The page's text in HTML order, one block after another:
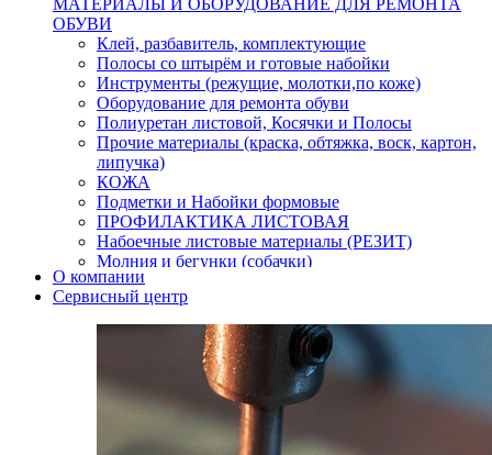
МАТЕРИАЛЫ И ОБОРУДОВАНИЕ ДЛЯ РЕМОНТА
ОБУВИ
Клей, разбавитель, комплектующие
Полосы со штырём и готовые набойки
Инструменты (режущие, молотки,по коже)
Оборудование для ремонта обуви
Полиуретан листовой, Косячки и Полосы
Прочие материалы (краска, обтяжка, воск, картон,
липучка)
КОЖА
Подметки и Набойки формовые
ПРОФИЛАКТИКА ЛИСТОВАЯ
Набоечные листовые материалы (РЕЗИТ)
Молния и бегунки (собачки)
Нитки,иглы-шило,крючки.
Уход и косметика для обуви
Кнопки (магнитые,кобурные)
Пряжки для ремня
О компании
Сервисный центр